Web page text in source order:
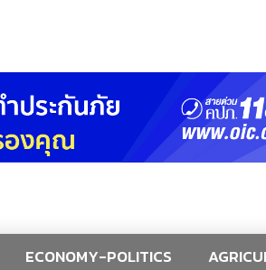
ECONOMY-POLITICS